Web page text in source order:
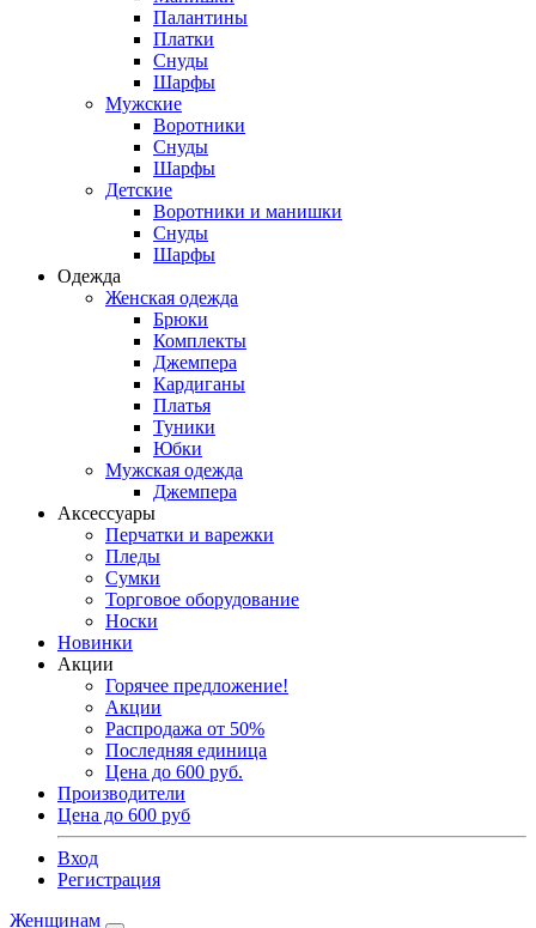
Палантины
Платки
Снуды
Шарфы
Мужские
Воротники
Снуды
Шарфы
Детские
Воротники и манишки
Снуды
Шарфы
Одежда
Женская одежда
Брюки
Комплекты
Джемпера
Кардиганы
Платья
Туники
Юбки
Мужская одежда
Джемпера
Аксессуары
Перчатки и варежки
Пледы
Сумки
Торговое оборудование
Носки
Новинки
Акции
Горячее предложение!
Акции
Распродажа от 50%
Последняя единица
Цена до 600 руб.
Производители
Цена до 600 руб
Вход
Регистрация
Женщинам